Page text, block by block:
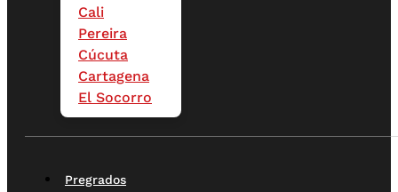
Cali
Pereira
Cúcuta
Cartagena
El Socorro
Pregrados